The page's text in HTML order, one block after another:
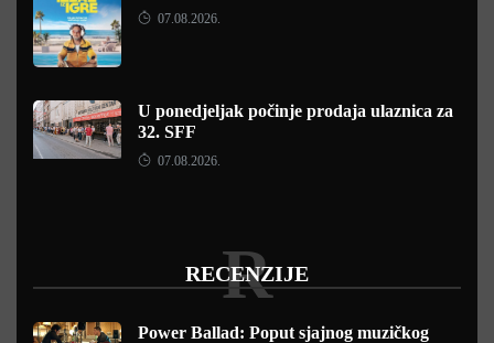
07.08.2026.
U ponedjeljak počinje prodaja ulaznica za
32. SFF
07.08.2026.
RECENZIJE
R
Power Ballad: Poput sjajnog muzičkog